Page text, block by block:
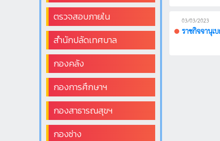
ตรวจสอบภายใน
สำนักปลัดเทศบาล
กองคลัง
กองการศึกษาฯ
กองสาธารณสุขฯ
กองช่าง
ราชกิจจานุเ
03/03/2023